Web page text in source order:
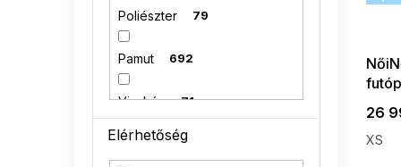
Poliészter 79
Pamut 692
Viszkóz 71
akril 29
Elérhetőség
26
XS